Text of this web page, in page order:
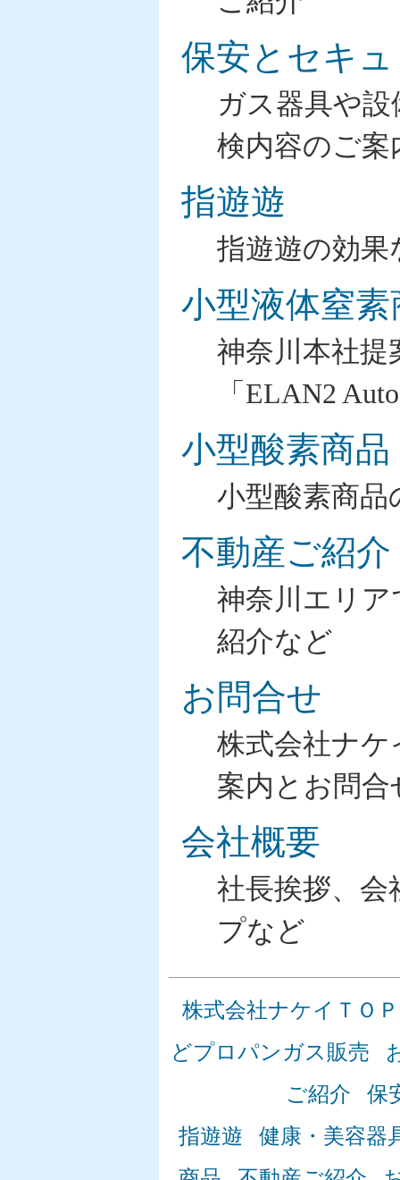
保安とセキ
ガス器具や
検内容のご案
指遊遊
指遊遊の効
小型液体窒素
神奈川本社提
「ELAN2
小型酸素商品
小型酸素商品
不動産ご紹介
神奈川エリ
紹介など
お問合せ
株式会社ナ
案内とお問
会社概要
社長挨拶、
プなど
株式会社ナケイＴＯＰ
どプロパンガス販売
ご紹介
保
指遊遊
健康・美容器